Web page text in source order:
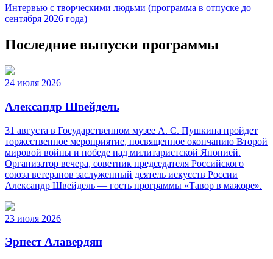
Интервью с творческими людьми (программа в отпуске до
сентября 2026 года)
Последние выпуски программы
24 июля 2026
Александр Швейдель
31 августа в Государственном музее А. С. Пушкина пройдет
торжественное мероприятие, посвященное окончанию Второй
мировой войны и победе над милитаристской Японией.
Организатор вечера, советник председателя Российского
союза ветеранов заслуженный деятель искусств России
Александр Швейдель — гость программы «Тавор в мажоре».
23 июля 2026
Эрнест Алавердян